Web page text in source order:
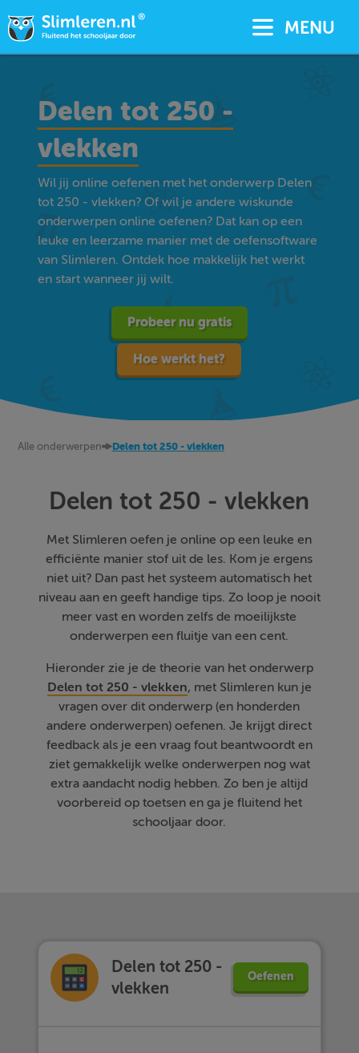
MENU
Delen tot 250 -
vlekken
Wil jij online oefenen met het onderwerp Delen
tot 250 - vlekken? Of wil je andere wiskunde
onderwerpen online oefenen? Dat kan op een
leuke en leerzame manier met de oefensoftware
van Slimleren. Ontdek hoe makkelijk het werkt
en start wanneer jij wilt.
Probeer nu gratis
Hoe werkt het?
Alle onderwerpen Delen tot 250 - vlekken
Delen tot 250 - vlekken
Met Slimleren oefen je online op een leuke en
efficiënte manier stof uit de les. Kom je ergens
niet uit? Dan past het systeem automatisch het
niveau aan en geeft handige tips. Zo loop je nooit
meer vast en worden zelfs de moeilijkste
onderwerpen een fluitje van een cent.
Hieronder zie je de theorie van het onderwerp
Delen tot 250 - vlekken, met Slimleren kun je
vragen over dit onderwerp (en honderden
andere onderwerpen) oefenen. Je krijgt direct
feedback als je een vraag fout beantwoordt en
ziet gemakkelijk welke onderwerpen nog wat
extra aandacht nodig hebben. Zo ben je altijd
voorbereid op toetsen en ga je fluitend het
schooljaar door.
Delen tot 250 -
vlekken
Oefenen